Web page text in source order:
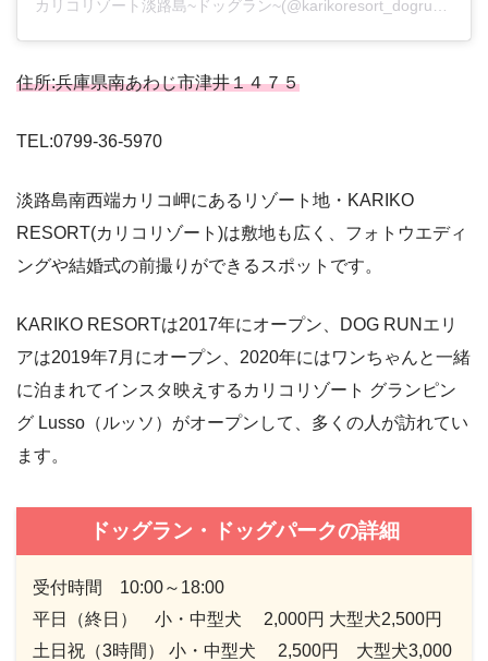
住所:兵庫県南あわじ市津井１４７５
TEL:0799-36-5970
淡路島南西端カリコ岬にあるリゾート地・KARIKO
RESORT(カリコリゾート)は敷地も広く、フォトウエディ
ングや結婚式の前撮りができるスポットです。
KARIKO RESORTは2017年にオープン、DOG RUNエリ
アは2019年7月にオープン、2020年にはワンちゃんと一緒
に泊まれてインスタ映えするカリコリゾート グランピン
グ Lusso（ルッソ）がオープンして、多くの人が訪れてい
ます。
ドッグラン・ドッグパークの詳細
受付時間 10:00～18:00
平日（終日） 小・中型犬 2,000円 大型犬2,500円
土日祝（3時間） 小・中型犬 2,500円 大型犬3,000